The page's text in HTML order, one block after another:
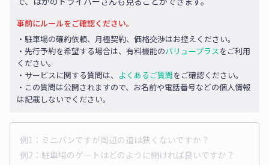
事前にルールをご確認ください。
・駐車場の確約依頼、月極契約、価格交渉はお控えください。
・先行予約を希望する場合は、有料機能のバリュープラスをご利用
ください。
・サービスに関する質問は、 よくあるご質問をご確認ください。
・この質問は公開されますので、お名前や電話番号などの個人情報
は記載しないでください。